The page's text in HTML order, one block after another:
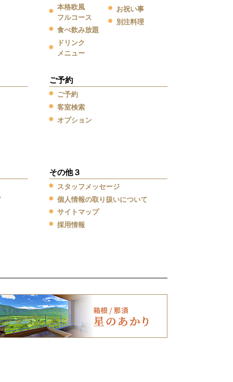
本格欧風
フルコース
食べ飲み放題
ドリンク
メニュー
お祝い事
別注料理
ご予約
ご予約
客室検索
オプション
その他３
スタッフメッセージ
個人情報の取り扱いについて
サイトマップ
採用情報